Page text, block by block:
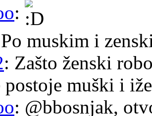
:
muskim i
: Zašto ženski
postoje muški i
: @bbosnjak,